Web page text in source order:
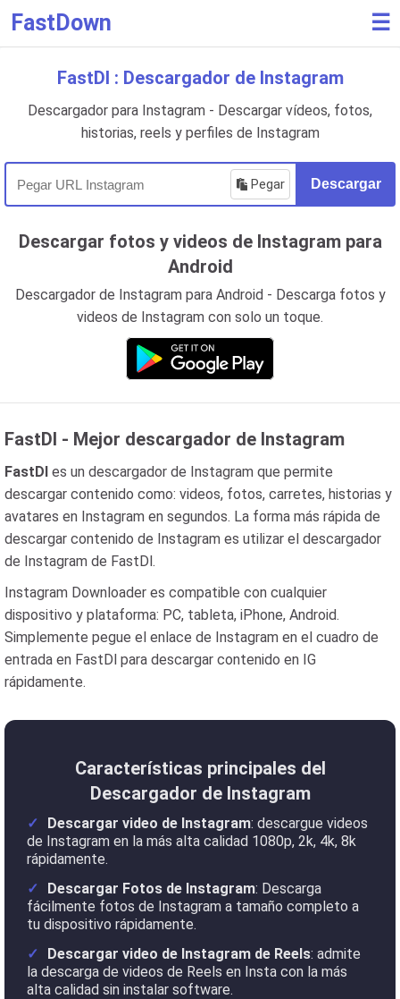
FastDown ☰
FastDl : Descargador de Instagram
Descargador para Instagram - Descargar vídeos, fotos,
historias, reels y perfiles de Instagram
Pegar Descargar
Descargar fotos y videos de Instagram para
Android
Descargador de Instagram para Android - Descarga fotos y
videos de Instagram con solo un toque.
FastDl - Mejor descargador de Instagram
FastDl es un descargador de Instagram que permite
descargar contenido como: videos, fotos, carretes, historias y
avatares en Instagram en segundos. La forma más rápida de
descargar contenido de Instagram es utilizar el descargador
de Instagram de FastDl.
Instagram Downloader es compatible con cualquier
dispositivo y plataforma: PC, tableta, iPhone, Android.
Simplemente pegue el enlace de Instagram en el cuadro de
entrada en FastDl para descargar contenido en IG
rápidamente.
Características principales del
Descargador de Instagram
Descargar video de Instagram: descargue videos
de Instagram en la más alta calidad 1080p, 2k, 4k, 8k
rápidamente.
Descargar Fotos de Instagram: Descarga
fácilmente fotos de Instagram a tamaño completo a
tu dispositivo rápidamente.
Descargar video de Instagram de Reels: admite
la descarga de videos de Reels en Insta con la más
alta calidad sin instalar software.